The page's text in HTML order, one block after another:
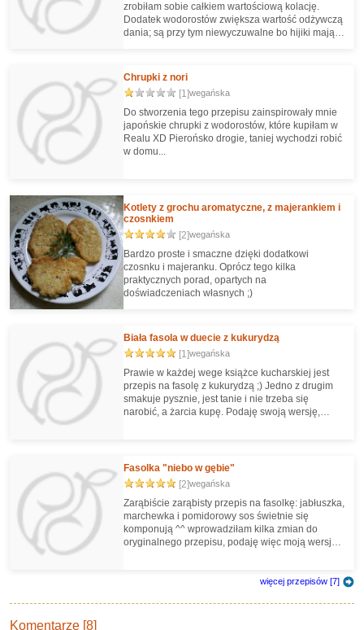
zrobiłam sobie całkiem wartościową kolację.
Dodatek wodorostów zwiększa wartość odżywczą
dania; są przy tym niewyczuwalne bo hijiki mają
Chrupki z nori
[1]wegańska
Do stworzenia tego przepisu zainspirowały mnie
japońskie chrupki z wodorostów, które kupiłam w
Realu XD Pierońsko drogie, taniej wychodzi robić
w domu...
Kotlety z grochu aromatyczne, z majerankiem i
czosnkiem
[2]wegańska
Bardzo proste i smaczne dzięki dodatkowi
czosnku i majeranku. Oprócz tego kilka
praktycznych porad, opartych na
doświadczeniach własnych ;)
Biała fasola w duecie z kukurydzą
[1]wegańska
Prawie w każdej wege książce kucharskiej jest
przepis na fasolę z kukurydzą ;) Jedno z drugim
smakuje pysznie, jest tanie i nie trzeba się
narobić, a żarcia kupę. Podaję swoją wersję,
Fasolka "niebo w gębie"
[2]wegańska
Zarąbiście zarąbisty przepis na fasolkę: jabłuszka,
marchewka i pomidorowy sos świetnie się
komponują ^^ wprowadziłam kilka zmian do
oryginalnego przepisu, podaję więc moją wersję
więcej przepisów [7]
Komentarze [8]